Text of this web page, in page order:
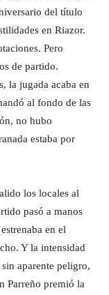
del título
en Riazor.
Pero
de partido.
la jugada acaba en
al fondo de las
no hubo
estaba por
los locales al
pasó a manos
en el
Y la intensidad
aparente peligro,
Parreño premió la